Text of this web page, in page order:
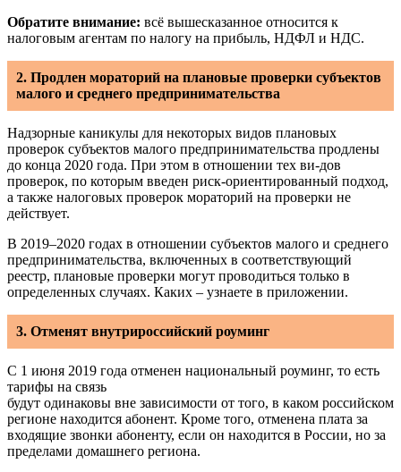
Обратите внимание: всё вышесказанное относится к
налоговым агентам по налогу на прибыль, НДФЛ и НДС.
2. Продлен мораторий на плановые проверки субъектов
малого и среднего предпринимательства
Надзорные каникулы для некоторых видов плановых
проверок субъектов малого предпринимательства продлены
до конца 2020 года. При этом в отношении тех ви-дов
проверок, по которым введен риск-ориентированный подход,
а также налоговых проверок мораторий на проверки не
действует.
В 2019–2020 годах в отношении субъектов малого и среднего
предпринимательства, включенных в соответствующий
реестр, плановые проверки могут проводиться только в
определенных случаях. Каких – узнаете в приложении.
3. Отменят внутрироссийский роуминг
С 1 июня 2019 года отменен национальный роуминг, то есть
тарифы на связь
будут одинаковы вне зависимости от того, в каком российском
регионе находится абонент. Кроме того, отменена плата за
входящие звонки абоненту, если он находится в России, но за
пределами домашнего региона.